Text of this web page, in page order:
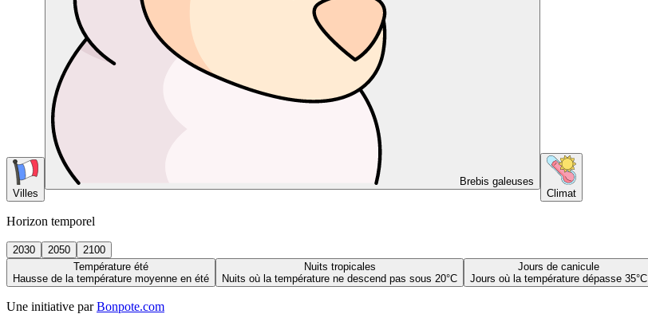
Villes
Brebis galeuses
Climat
Horizon temporel
2030 2050
2100
Température été
Hausse de la température moyenne en été
Nuits tropicales
Nuits où la température ne descend pas sous 20°C
Jours de canicule
Jours où la température dépasse 35°C
Une initiative par Bonpote.com